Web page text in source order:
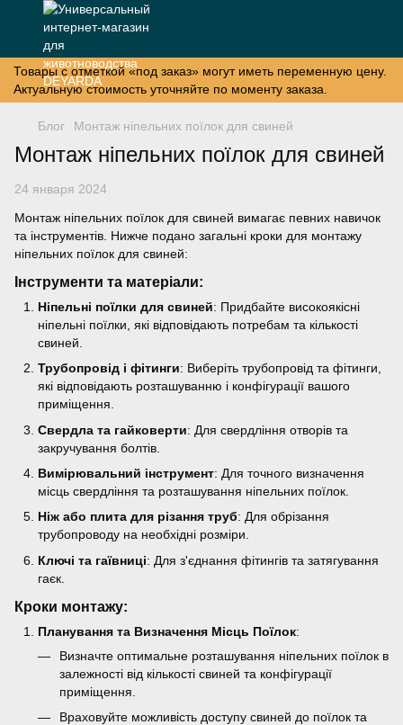
Товары с отметкой «под заказ» могут иметь переменную цену.
Актуальную стоимость уточняйте по моменту заказа.
Блог Монтаж ніпельних поїлок для свиней
Монтаж ніпельних поїлок для свиней
24 января 2024
Монтаж ніпельних поїлок для свиней вимагає певних навичок
та інструментів. Нижче подано загальні кроки для монтажу
ніпельних поїлок для свиней:
Інструменти та матеріали:
Ніпельні поїлки для свиней: Придбайте високоякісні
ніпельні поїлки, які відповідають потребам та кількості
свиней.
Трубопровід і фітинги: Виберіть трубопровід та фітинги,
які відповідають розташуванню і конфігурації вашого
приміщення.
Свердла та гайковерти: Для свердління отворів та
закручування болтів.
Вимірювальний інструмент: Для точного визначення
місць свердління та розташування ніпельних поїлок.
Ніж або плита для різання труб: Для обрізання
трубопроводу на необхідні розміри.
Ключі та гаївниці: Для з'єднання фітингів та затягування
гаєк.
Кроки монтажу:
Планування та Визначення Місць Поїлок:
Визначте оптимальне розташування ніпельних поїлок в
залежності від кількості свиней та конфігурації
приміщення.
Враховуйте можливість доступу свиней до поїлок та